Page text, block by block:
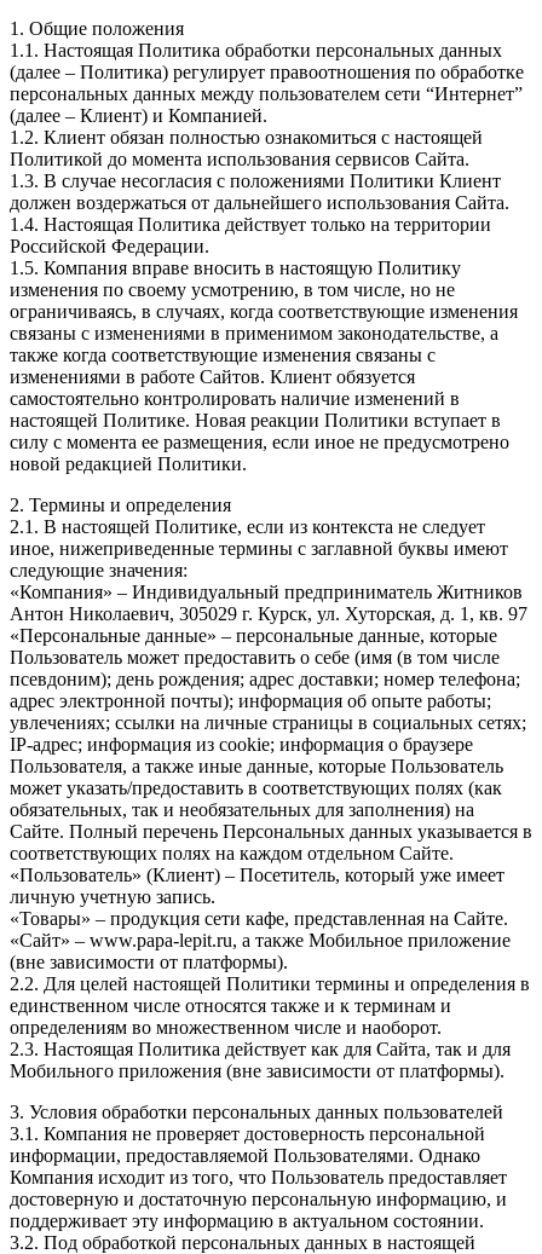
1. Общие положения
1.1. Настоящая Политика обработки персональных данных
(далее – Политика) регулирует правоотношения по обработке
персональных данных между пользователем сети “Интернет”
(далее – Клиент) и Компанией.
1.2. Клиент обязан полностью ознакомиться с настоящей
Политикой до момента использования сервисов Сайта.
1.3. В случае несогласия с положениями Политики Клиент
должен воздержаться от дальнейшего использования Сайта.
1.4. Настоящая Политика действует только на территории
Российской Федерации.
1.5. Компания вправе вносить в настоящую Политику
изменения по своему усмотрению, в том числе, но не
ограничиваясь, в случаях, когда соответствующие изменения
связаны с изменениями в применимом законодательстве, а
также когда соответствующие изменения связаны с
изменениями в работе Сайтов. Клиент обязуется
самостоятельно контролировать наличие изменений в
настоящей Политике. Новая реакции Политики вступает в
силу с момента ее размещения, если иное не предусмотрено
новой редакцией Политики.
2. Термины и определения
2.1. В настоящей Политике, если из контекста не следует
иное, нижеприведенные термины с заглавной буквы имеют
следующие значения:
«Компания» – Индивидуальный предприниматель Житников
Антон Николаевич, 305029 г. Курск, ул. Хуторская, д. 1, кв. 97
«Персональные данные» – персональные данные, которые
Пользователь может предоставить о себе (имя (в том числе
псевдоним); день рождения; адрес доставки; номер телефона;
адрес электронной почты); информация об опыте работы;
увлечениях; ссылки на личные страницы в социальных сетях;
IP-адрес; информация из cookie; информация о браузере
Пользователя, а также иные данные, которые Пользователь
может указать/предоставить в соответствующих полях (как
обязательных, так и необязательных для заполнения) на
Сайте. Полный перечень Персональных данных указывается в
соответствующих полях на каждом отдельном Сайте.
«Пользователь» (Клиент) – Посетитель, который уже имеет
личную учетную запись.
«Товары» – продукция сети кафе, представленная на Сайте.
«Сайт» – www.papa-lepit.ru, а также Мобильное приложение
(вне зависимости от платформы).
2.2. Для целей настоящей Политики термины и определения в
единственном числе относятся также и к терминам и
определениям во множественном числе и наоборот.
2.3. Настоящая Политика действует как для Сайта, так и для
Мобильного приложения (вне зависимости от платформы).
3. Условия обработки персональных данных пользователей
3.1. Компания не проверяет достоверность персональной
информации, предоставляемой Пользователями. Однако
Компания исходит из того, что Пользователь предоставляет
достоверную и достаточную персональную информацию, и
поддерживает эту информацию в актуальном состоянии.
3.2. Под обработкой персональных данных в настоящей